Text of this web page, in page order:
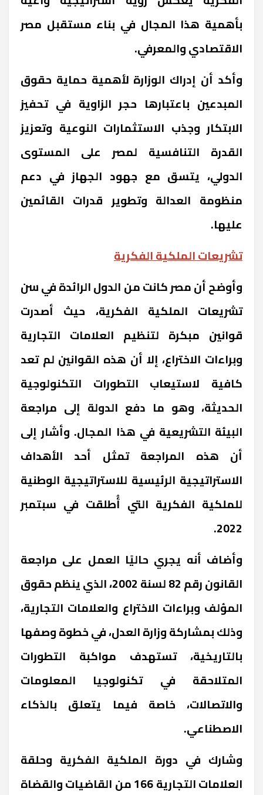
بأهمية هذا المجال في بناء مستقبل مصر
الاقتصادي والمعرفي.
وأكد أن إدراك الوزارة لأهمية حماية حقوق
المبدعين باعتبارها حجر الزاوية في تحفيز
الابتكار وجذب الاستثمارات النوعية وتعزيز
القدرة التنافسية لمصر على المستوى
الدولي، يتسق مع جهود الجهاز في دعم
منظومة العدالة وتطوير قدرات القائمين
عليها.
تشريعات الملكية الفكرية
وأوضح أن مصر كانت من الدول الرائدة في سن
تشريعات الملكية الفكرية، حيث أصدرت
قوانين مبكرة لتنظيم العلامات التجارية
وبراءات الاختراع، إلا أن هذه القوانين لم تعد
كافية لاستيعاب التطورات التكنولوجية
الحديثة، وهو ما دفع الدولة إلى مراجعة
البيئة التشريعية في هذا المجال. وأشار إلى
أن هذه المراجعة تمثل أحد الأهداف
الاستراتيجية الرئيسية للاستراتيجية الوطنية
للملكية الفكرية التي أُطلقت في سبتمبر
2022.
وأضاف أنه يجري حاليًا العمل على مراجعة
القانون رقم 82 لسنة 2002، الذي ينظم حقوق
المؤلف وبراءات الاختراع والعلامات التجارية،
وذلك بمشاركة وزارة العدل، في خطوة وصفها
بالتاريخية، تستهدف مواكبة التطورات
المتلاحقة في تكنولوجيا المعلومات
والاتصالات، خاصة فيما يتعلق بالذكاء
الاصطناعي.
وشارك في دورة الملكية الفكرية وحلقة
العلامات التجارية 166 من القاضيات والقضاة